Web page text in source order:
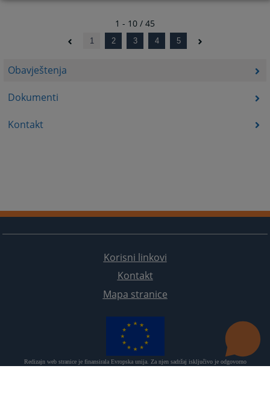
Obavještenja
Dokumenti
Kontakt
1 - 10 / 45
1 2 3 4 5
Korisni linkovi
Kontakt
Mapa stranice
Redizajn web stranice je finansirala Evropska unija. Za njen sadržaj isključivo je odgovorno